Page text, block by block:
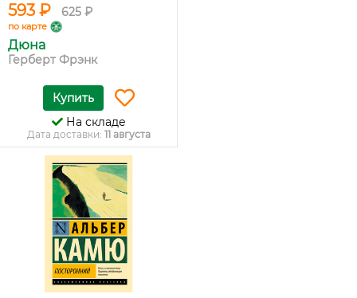
593 ₽ 625 ₽
по карте
Дюна
Герберт Фрэнк
Купить
На складе
Дата доставки: 11 августа